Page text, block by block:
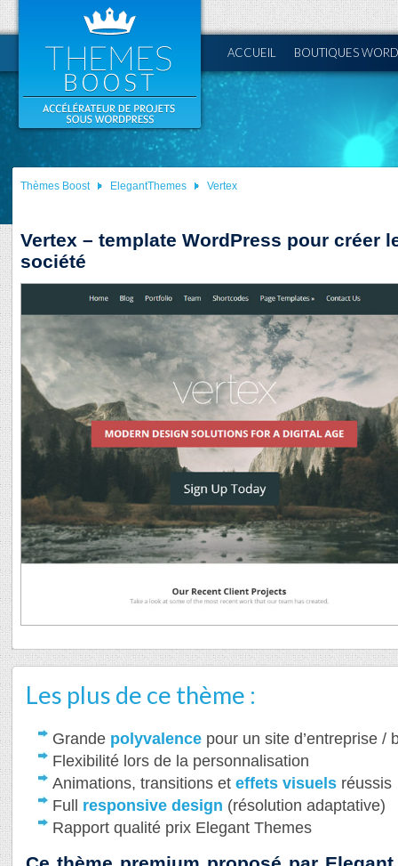
ACCUEIL BOUTIQUES
Thèmes Boost ElegantThemes Vertex
Vertex – template WordPress pour créer
société
Les plus de ce thème :
Grande polyvalencepour un site d’entreprise /
Flexibilité lors de la personnalisation
Animations, transitions et effets visuelsréussis
Full responsive design (résolution adaptative)
Rapport qualité prix Elegant Themes